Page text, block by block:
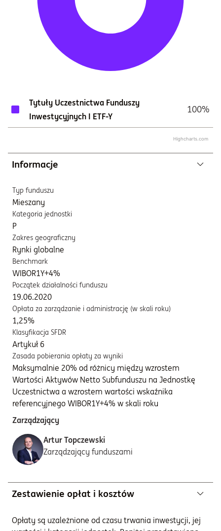
Highcharts.com
Tytuły Uczestnictwa Funduszy
Inwestycyjnych I ETF-Y
100%
Informacje
Typ funduszu
Mieszany
Kategoria jednostki
P
Zakres geograficzny
Rynki globalne
Benchmark
WIBOR1Y+4%
Początek działalności funduszu
19.06.2020
Opłata za zarządzanie i administrację (w skali roku)
1,25%
Klasyfikacja SFDR
Artykuł 6
Zasada pobierania opłaty za wyniki
Maksymalnie 20% od różnicy między wzrostem
Wartości Aktywów Netto Subfunduszu na Jednostkę
Uczestnictwa a wzrostem wartości wskaźnika
referencyjnego WIBOR1Y+4% w skali roku
Zarządzający
Artur Topczewski
Zarządzający funduszami
Zestawienie opłat i kosztów
Opłaty są uzależnione od czasu trwania inwestycji, jej